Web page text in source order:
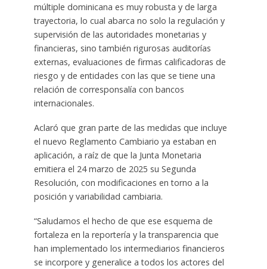
múltiple dominicana es muy robusta y de larga
trayectoria, lo cual abarca no solo la regulación y
supervisión de las autoridades monetarias y
financieras, sino también rigurosas auditorías
externas, evaluaciones de firmas calificadoras de
riesgo y de entidades con las que se tiene una
relación de corresponsalía con bancos
internacionales.
Aclaró que gran parte de las medidas que incluye
el nuevo Reglamento Cambiario ya estaban en
aplicación, a raíz de que la Junta Monetaria
emitiera el 24 marzo de 2025 su Segunda
Resolución, con modificaciones en torno a la
posición y variabilidad cambiaria.
“Saludamos el hecho de que ese esquema de
fortaleza en la reportería y la transparencia que
han implementado los intermediarios financieros
se incorpore y generalice a todos los actores del